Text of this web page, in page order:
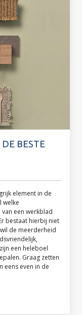
BESTE
element in de
welke
een werkblad
bestaat hierbij niet
de meerderheid
een heleboel
Graag zetten
eens even in de